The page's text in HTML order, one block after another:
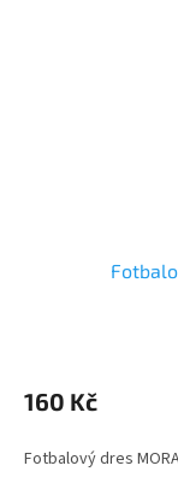
160 Kč
Fotbalový dres